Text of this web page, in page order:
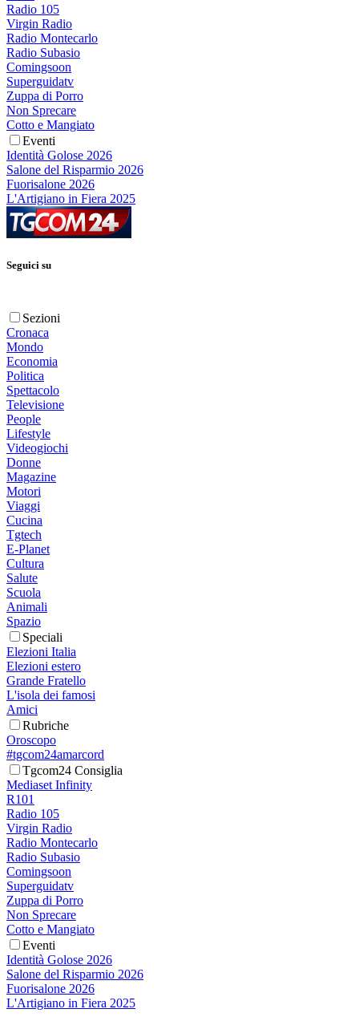
Radio 105
Virgin Radio
Radio Montecarlo
Radio Subasio
Comingsoon
Superguidatv
Zuppa di Porro
Non Sprecare
Cotto e Mangiato
Eventi
Identità Golose 2026
Salone del Risparmio 2026
Fuorisalone 2026
L'Artigiano in Fiera 2025
Seguici su
Sezioni
Cronaca
Mondo
Economia
Politica
Spettacolo
Televisione
People
Lifestyle
Videogiochi
Donne
Magazine
Motori
Viaggi
Cucina
Tgtech
E-Planet
Cultura
Salute
Scuola
Animali
Spazio
Speciali
Elezioni Italia
Elezioni estero
Grande Fratello
L'isola dei famosi
Amici
Rubriche
Oroscopo
#tgcom24amarcord
Tgcom24 Consiglia
Mediaset Infinity
R101
Radio 105
Virgin Radio
Radio Montecarlo
Radio Subasio
Comingsoon
Superguidatv
Zuppa di Porro
Non Sprecare
Cotto e Mangiato
Eventi
Identità Golose 2026
Salone del Risparmio 2026
Fuorisalone 2026
L'Artigiano in Fiera 2025